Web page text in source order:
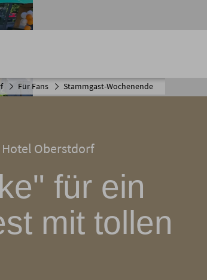
Für Fans Stammgast-Wochenende
Oberstdorf
für ein
mit tollen